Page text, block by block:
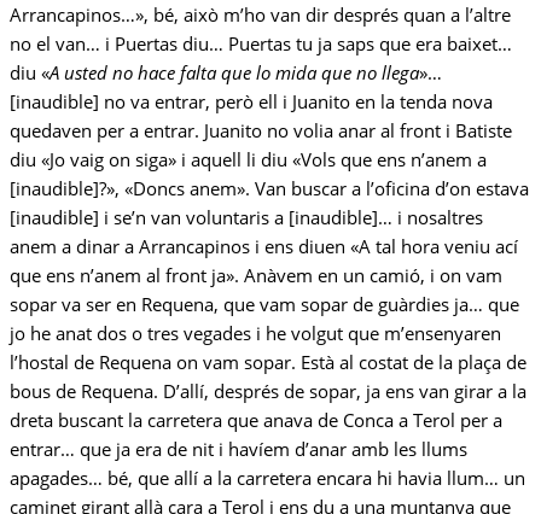
Arrancapinos…», bé, això m’ho van dir després quan a l’altre
no el van… i Puertas diu… Puertas tu ja saps que era baixet…
diu «A usted no hace falta que lo mida que no llega»…
[inaudible] no va entrar, però ell i Juanito en la tenda nova
quedaven per a entrar. Juanito no volia anar al front i Batiste
diu «Jo vaig on siga» i aquell li diu «Vols que ens n’anem a
[inaudible]?», «Doncs anem». Van buscar a l’oficina d’on estava
[inaudible] i se’n van voluntaris a [inaudible]… i nosaltres
anem a dinar a Arrancapinos i ens diuen «A tal hora veniu ací
que ens n’anem al front ja». Anàvem en un camió, i on vam
sopar va ser en Requena, que vam sopar de guàrdies ja… que
jo he anat dos o tres vegades i he volgut que m’ensenyaren
l’hostal de Requena on vam sopar. Està al costat de la plaça de
bous de Requena. D’allí, després de sopar, ja ens van girar a la
dreta buscant la carretera que anava de Conca a Terol per a
entrar… que ja era de nit i havíem d’anar amb les llums
apagades… bé, que allí a la carretera encara hi havia llum… un
caminet girant allà cara a Terol i ens du a una muntanya que